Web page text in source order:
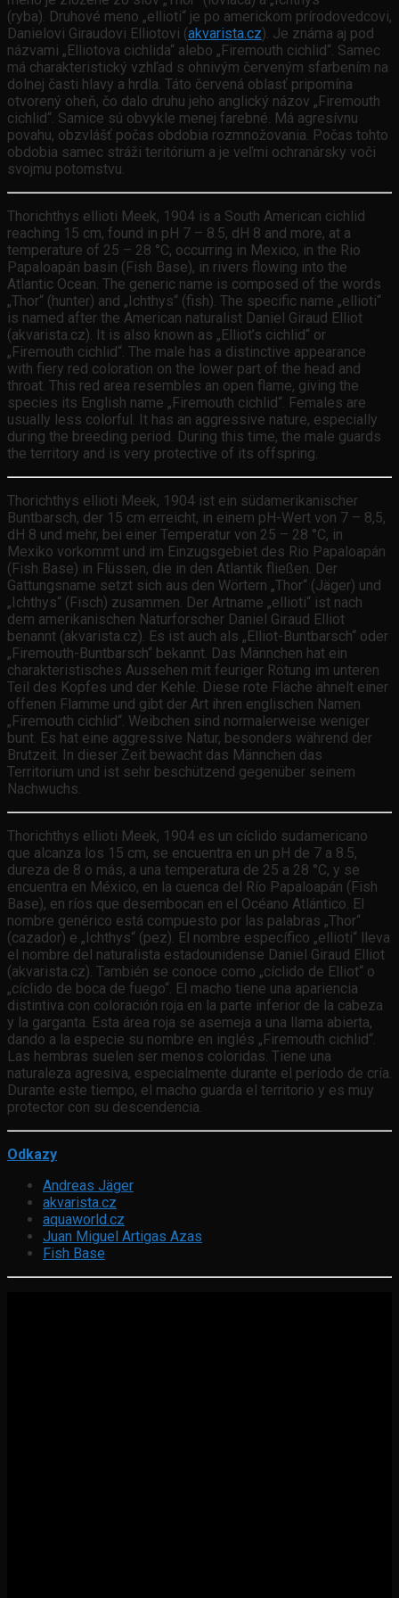
(ryba). Druhové meno „ellioti“ je po americkom prírodovedcovi,
Danielovi Giraudovi Elliotovi (akvarista.cz). Je známa aj pod
názvami „Elliotova cichlida“ alebo „Firemouth cichlid“. Samec
má charakteristický vzhľad s ohnivým červeným sfarbením na
dolnej časti hlavy a hrdla. Táto červená oblasť pripomína
otvorený oheň, čo dalo druhu jeho anglický názov „Firemouth
cichlid“. Samice sú obvykle menej farebné. Má agresívnu
povahu, obzvlášť počas obdobia rozmnožovania. Počas tohto
obdobia samec stráži teritórium a je veľmi ochranársky voči
svojmu potomstvu.
Thorichthys ellioti Meek, 1904 is a South American cichlid
reaching 15 cm, found in pH 7 – 8.5, dH 8 and more, at a
temperature of 25 – 28 °C, occurring in Mexico, in the Rio
Papaloapán basin (Fish Base), in rivers flowing into the
Atlantic Ocean. The generic name is composed of the words
„Thor“ (hunter) and „Ichthys“ (fish). The specific name „ellioti“
is named after the American naturalist Daniel Giraud Elliot
(akvarista.cz). It is also known as „Elliot’s cichlid“ or
„Firemouth cichlid“. The male has a distinctive appearance
with fiery red coloration on the lower part of the head and
throat. This red area resembles an open flame, giving the
species its English name „Firemouth cichlid“. Females are
usually less colorful. It has an aggressive nature, especially
during the breeding period. During this time, the male guards
the territory and is very protective of its offspring.
Thorichthys ellioti Meek, 1904 ist ein südamerikanischer
Buntbarsch, der 15 cm erreicht, in einem pH-Wert von 7 – 8,5,
dH 8 und mehr, bei einer Temperatur von 25 – 28 °C, in
Mexiko vorkommt und im Einzugsgebiet des Rio Papaloapán
(Fish Base) in Flüssen, die in den Atlantik fließen. Der
Gattungsname setzt sich aus den Wörtern „Thor“ (Jäger) und
„Ichthys“ (Fisch) zusammen. Der Artname „ellioti“ ist nach
dem amerikanischen Naturforscher Daniel Giraud Elliot
benannt (akvarista.cz). Es ist auch als „Elliot-Buntbarsch“ oder
„Firemouth-Buntbarsch“ bekannt. Das Männchen hat ein
charakteristisches Aussehen mit feuriger Rötung im unteren
Teil des Kopfes und der Kehle. Diese rote Fläche ähnelt einer
offenen Flamme und gibt der Art ihren englischen Namen
„Firemouth cichlid“. Weibchen sind normalerweise weniger
bunt. Es hat eine aggressive Natur, besonders während der
Brutzeit. In dieser Zeit bewacht das Männchen das
Territorium und ist sehr beschützend gegenüber seinem
Nachwuchs.
Thorichthys ellioti Meek, 1904 es un cíclido sudamericano
que alcanza los 15 cm, se encuentra en un pH de 7 a 8.5,
dureza de 8 o más, a una temperatura de 25 a 28 °C, y se
encuentra en México, en la cuenca del Río Papaloapán (Fish
Base), en ríos que desembocan en el Océano Atlántico. El
nombre genérico está compuesto por las palabras „Thor“
(cazador) e „Ichthys“ (pez). El nombre específico „ellioti“ lleva
el nombre del naturalista estadounidense Daniel Giraud Elliot
(akvarista.cz). También se conoce como „cíclido de Elliot“ o
„cíclido de boca de fuego“. El macho tiene una apariencia
distintiva con coloración roja en la parte inferior de la cabeza
y la garganta. Esta área roja se asemeja a una llama abierta,
dando a la especie su nombre en inglés „Firemouth cichlid“.
Las hembras suelen ser menos coloridas. Tiene una
naturaleza agresiva, especialmente durante el período de cría.
Durante este tiempo, el macho guarda el territorio y es muy
protector con su descendencia.
Odkazy
Andreas Jäger
akvarista.cz
aquaworld.cz
Juan Miguel Artigas Azas
Fish Base